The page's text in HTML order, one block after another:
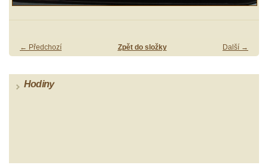
← Předchozí Další →
Zpět do složky
Hodiny